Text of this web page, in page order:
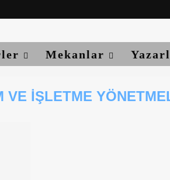
Mekanlar
VE İŞLETME